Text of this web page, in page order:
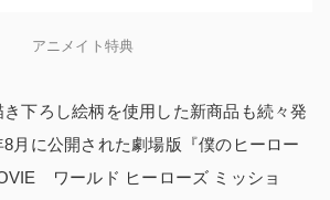
アニメイト特典
下ろし絵柄を使用した新商品も続々発
月に公開された劇場版『僕のヒーロー
ワールド ヒーローズ ミッショ